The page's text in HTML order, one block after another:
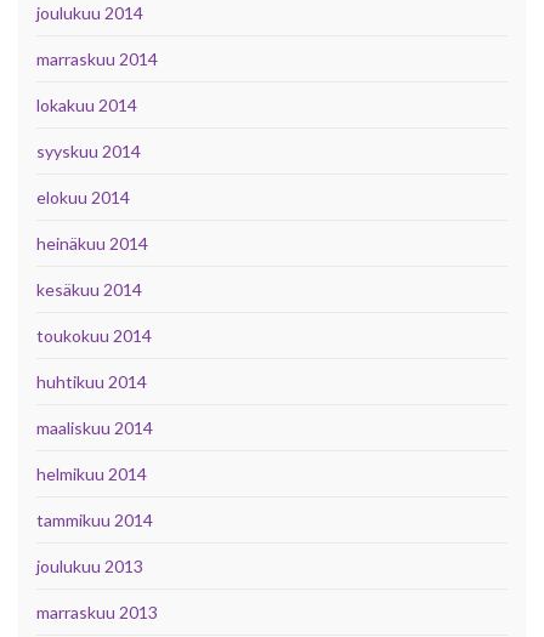
joulukuu 2014
marraskuu 2014
lokakuu 2014
syyskuu 2014
elokuu 2014
heinäkuu 2014
kesäkuu 2014
toukokuu 2014
huhtikuu 2014
maaliskuu 2014
helmikuu 2014
tammikuu 2014
joulukuu 2013
marraskuu 2013